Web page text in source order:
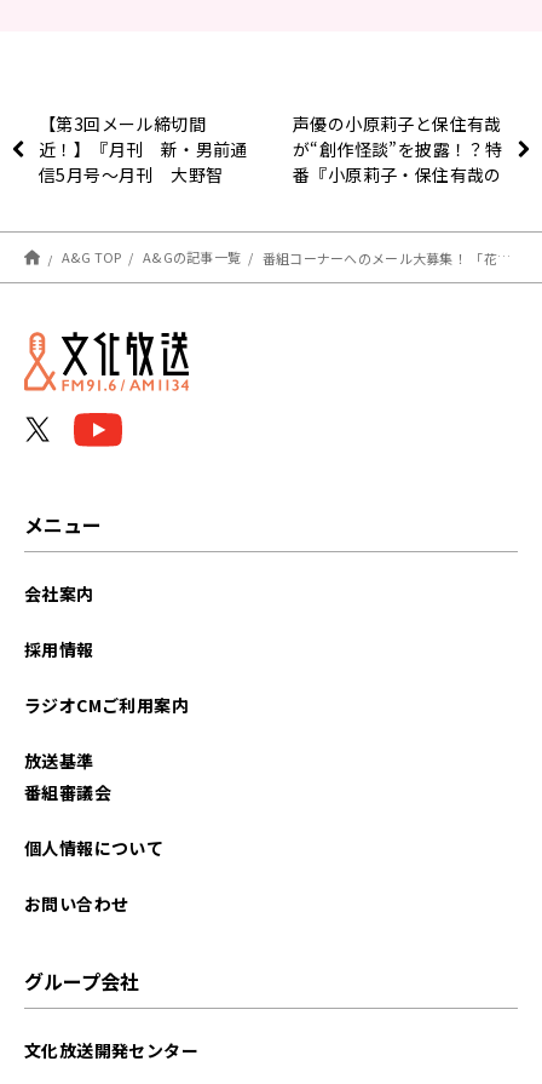
【第3回メール締切間
近！】『月刊 新・男前通
信5月号～月刊 大野智
声優の小原莉子と保住有哉
が“創作怪談”を披露！？特
番『小原莉子・保住有哉の
定
A&G TOP A&Gの記事一覧 番組コーナーへのメール大募集！ 「花澤香菜のひとりでできるかな？」
メニュー
会社案内
採用情報
ラジオCMご利用案内
放送基準
番組審議会
個人情報について
お問い合わせ
グループ会社
文化放送開発センター